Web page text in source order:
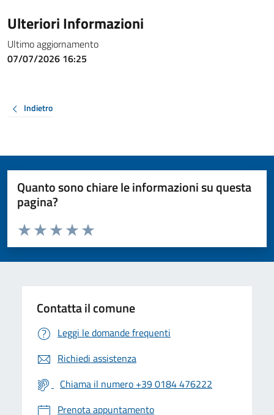
Ulteriori Informazioni
Ultimo aggiornamento
07/07/2026 16:25
Indietro
Quanto sono chiare le informazioni su questa
pagina?
Valuta da 1 a 5 stelle la pagina
Valuta 5 stelle su 5
Valuta 4 stelle su 5
Valuta 3 stelle su 5
Valuta 2 stelle su 5
Valuta 1 stelle su 5
Contatta il comune
Leggi le domande frequenti
Richiedi assistenza
Chiama il numero +39 0184 476222
Prenota appuntamento